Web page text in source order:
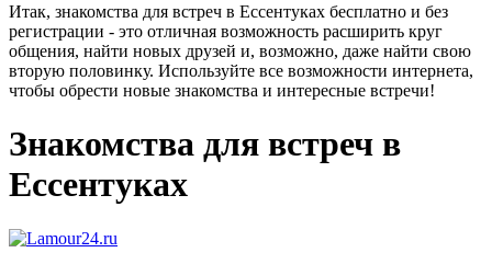
Итак, знакомства для встреч в Ессентуках бесплатно и без
регистрации - это отличная возможность расширить круг
общения, найти новых друзей и, возможно, даже найти свою
вторую половинку. Используйте все возможности интернета,
чтобы обрести новые знакомства и интересные встречи!
Знакомства для встреч в
Ессентуках